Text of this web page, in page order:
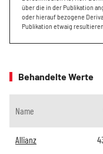
über die in der Publikation
oder hierauf bezogene
Publikation etwaig
Behandelte Werte
Name
Allianz